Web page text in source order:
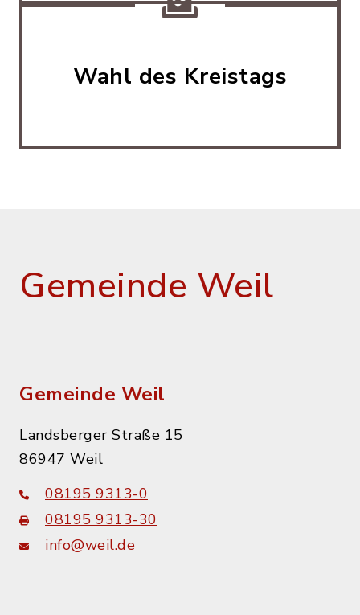
Wahl des Kreistags
Gemeinde Weil
Gemeinde Weil
Landsberger Straße 15
86947 Weil
08195 9313-0
08195 9313-30
info@weil.de